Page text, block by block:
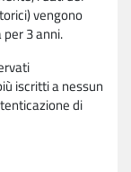
vengono
3 anni.
iscritti a nessun
di